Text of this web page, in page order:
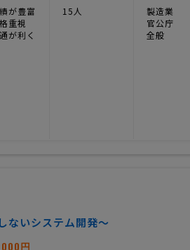
が豊富
重視
が利く
15人
製造業
官公庁
全般
いシステム開発〜
円